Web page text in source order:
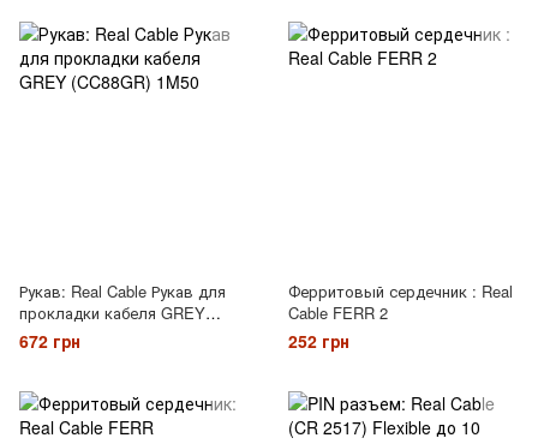
Рукав: Real Cable Рукав для
прокладки кабеля GREY
(CC88GR) 1M50
672 грн
Ферритовый сердечник : Real
Cable FERR 2
252 грн